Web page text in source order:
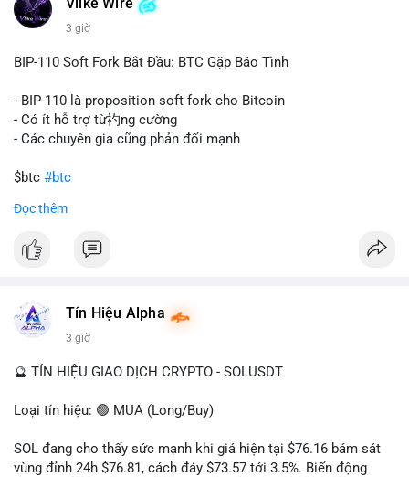
này có thể phản ánh ba kịch bản chính: thứ nhất, cá voi đang
chuẩn bị thanh khoản bằng cách chuyển lên sàn giao dịch, tạo
để nắm giữ dài hạn, thể hiện niềm tin vào xu hướng tăng; thứ
tán rủi ro. Với mức giá 65K, khối lượng này không quá lớn để
gây sốc thanh khoản tức thời, nhưng vẫn đủ sức tạo biến động
tâm lý ngắn hạn nếu hướng đến sàn tập trung.
Lời khuyên cho nhà đầu tư nhỏ lẻ:
hướng đi của dòng tiền. Tránh hành động theo cảm xúc, ưu
rõ ràng về đích đến của số BTC này.
#dongtienlon
Vlike Wire
3 giờ
BIP-110 Soft Fork Bắt Đầu: BTC Gặp Báo Tình
- BIP-110 là proposition soft fork cho Bitcoin
- Có ít hỗ trợ từ礿ng cường
- Các chuyên gia cũng phản đối mạnh
$btc #btc
#vlikevn
📰 Nguồn: CoinDesk
Đọc thêm
Tín Hiệu Alpha
3 giờ
🔮 TÍN HIỆU GIAO DỊCH CRYPTO - SOLUSDT
Loại tín hiệu: 🟢 MUA (Long/Buy)
SOL đang cho thấy sức mạnh khi giá hiện tại $76.16 bám sát
vùng đỉnh 24h $76.81, cách đáy $73.57 tới 3.5%. Biến động